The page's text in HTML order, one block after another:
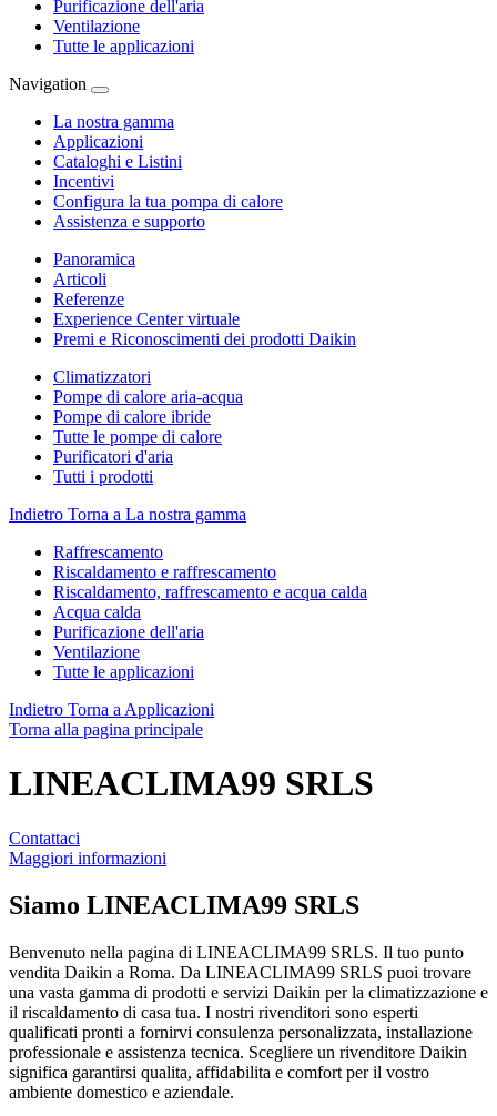
Purificazione dell'aria
Ventilazione
Tutte le applicazioni
Navigation
La nostra gamma
Applicazioni
Cataloghi e Listini
Incentivi
Configura la tua pompa di calore
Assistenza e supporto
Panoramica
Articoli
Referenze
Experience Center virtuale
Premi e Riconoscimenti dei prodotti Daikin
Climatizzatori
Pompe di calore aria-acqua
Pompe di calore ibride
Tutte le pompe di calore
Purificatori d'aria
Tutti i prodotti
Indietro Torna a La nostra gamma
Raffrescamento
Riscaldamento e raffrescamento
Riscaldamento, raffrescamento e acqua calda
Acqua calda
Purificazione dell'aria
Ventilazione
Tutte le applicazioni
Indietro Torna a Applicazioni
Torna alla pagina principale
LINEACLIMA99 SRLS
Contattaci
Maggiori informazioni
Siamo LINEACLIMA99 SRLS
Benvenuto nella pagina di LINEACLIMA99 SRLS. Il tuo punto
vendita Daikin a Roma. Da LINEACLIMA99 SRLS puoi trovare
una vasta gamma di prodotti e servizi Daikin per la climatizzazione e
il riscaldamento di casa tua. I nostri rivenditori sono esperti
qualificati pronti a fornirvi consulenza personalizzata, installazione
professionale e assistenza tecnica. Scegliere un rivenditore Daikin
significa garantirsi qualita, affidabilita e comfort per il vostro
ambiente domestico e aziendale.